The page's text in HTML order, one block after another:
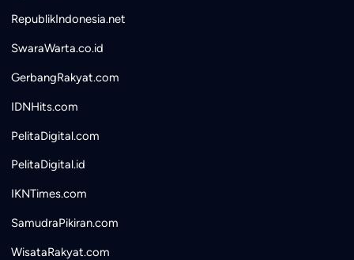
RepublikIndonesia.net
SwaraWarta.co.id
GerbangRakyat.com
IDNHits.com
PelitaDigital.com
PelitaDigital.id
IKNTimes.com
SamudraPikiran.com
WisataRakyat.com